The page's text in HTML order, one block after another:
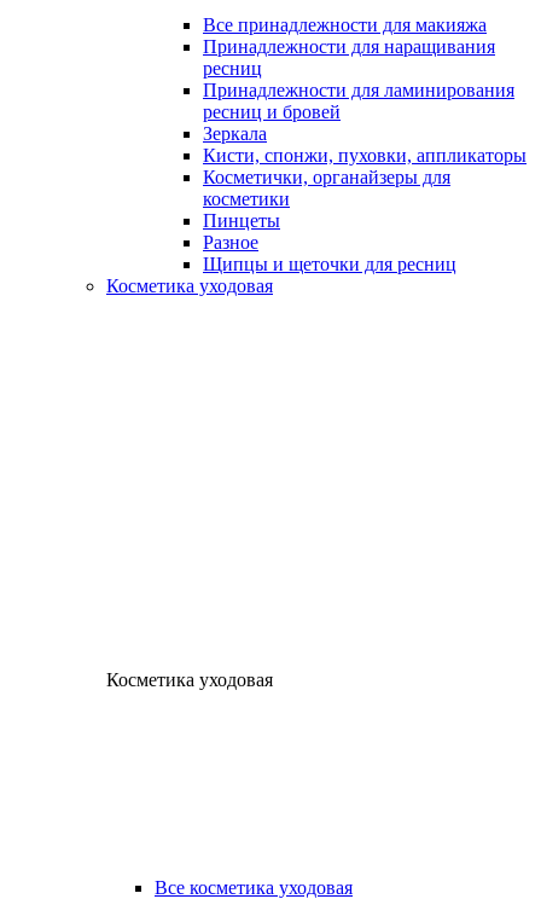
Все принадлежности для макияжа
Принадлежности для наращивания
ресниц
Принадлежности для ламинирования
ресниц и бровей
Зеркала
Кисти, спонжи, пуховки, аппликаторы
Косметички, органайзеры для
косметики
Пинцеты
Разное
Щипцы и щеточки для ресниц
Косметика уходовая
Косметика уходовая
Все косметика уходовая